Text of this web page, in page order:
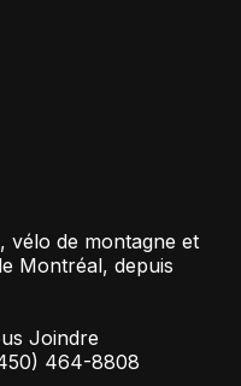
vélo de montagne et
Montréal, depuis
Joindre
464-8808